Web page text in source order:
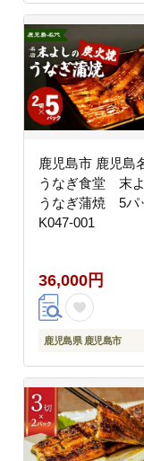
鹿児島市 鹿児島
うなぎ食堂 末
うなぎ蒲焼 5
K047-001
36,000円
鹿児島県 鹿児島市